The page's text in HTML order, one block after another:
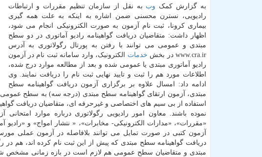
به گزارش کمک وب به نقل از سازمان تنظیم مقررات و ارتباطات
رادیویی، نسترن محسنی ضمن اشاره به اینکه به علت همه گیری
بیماری کرونا، ثبت نام آزمون به صورت الکترونیکی انجام می شود،
اظهار داشت: متقاضیان دریافت گواهینامه رادیو آماتوری در دو سطح
مبتدی و عمومی می توانند با رفتن به پورتال رگولاتوری به آدرس
www.cra.ir در بخش
خدمات الکترونیک، وارد سامانه ثبت نام در آزمون
رادیو آماتوری مبتدی یا عمومی شده و بعد از مطالعه موارد درج شده،
اطلاعات مورد هم را ثبت و تایید نهایی ثبت نام را دریافت نمایند. وی
ادامه داد: امسال علاوه بر برگزاری آزمون دریافت گواهینامه سطح
نموده باشند. معاون امور رادیویی رگولاتوری درباره موارد
«مقررات»، «مدارات الکترونیکی- مخابرات»، « نتشار امواج» و
آزمون کتبی در صورت تمایل می توانند بلافاصله در آزمون عملی
دریافت گواهینامه سطح مبتدی که پیش از این ثبت نام کرده اند، هم
مبتدی و متقاضیان سطح عمومی هم لازم است در بازه زمانی مشخص